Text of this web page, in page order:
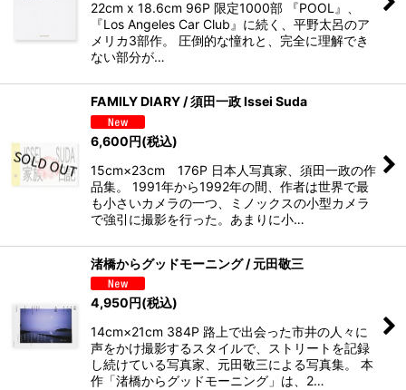
22cm x 18.6cm 96P 限定1000部 『POOL』、
『Los Angeles Car Club』に続く、平野太呂のア
メリカ3部作。 圧倒的な憧れと、完全に理解でき
ない部分が…
FAMILY DIARY / 須田一政 Issei Suda
6,600円(税込)
15cm×23cm 176P 日本人写真家、須田一政の作
品集。 1991年から1992年の間、作者は世界で最
も小さいカメラの一つ、ミノックスの小型カメラ
で強引に撮影を行った。あまりに小…
渚橋からグッドモーニング / 元田敬三
4,950円(税込)
14cm×21cm 384P 路上で出会った市井の人々に
声をかけ撮影するスタイルで、ストリートを記録
し続けている写真家、元田敬三による写真集。 本
作「渚橋からグッドモーニング」は、2…